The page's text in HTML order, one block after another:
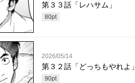
第３３話「レハサム」
80pt
2026/05/14
第３２話「どっちもやれよ」
90pt